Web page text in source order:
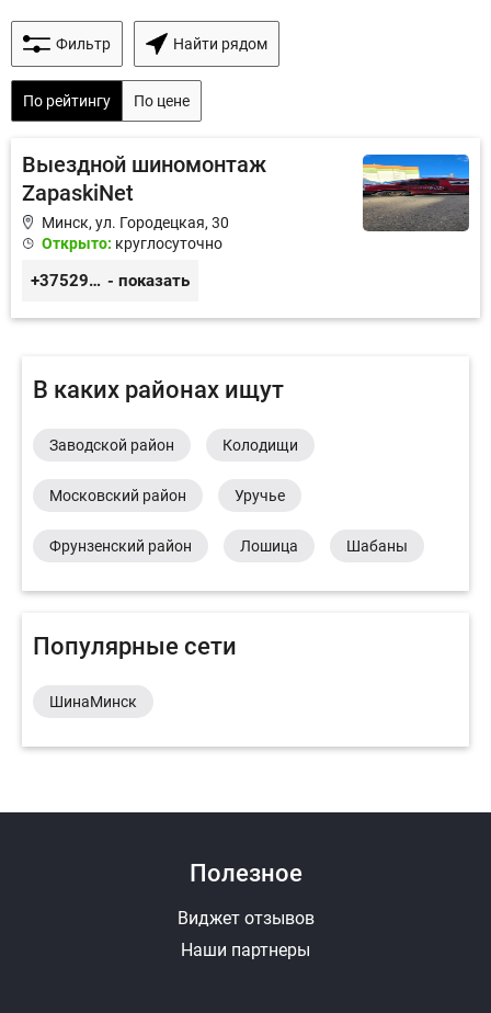
Фильтр Найти рядом
По рейтингу По цене
Выездной шиномонтаж
ZapaskiNet
Минск, ул. Городецкая, 30
Открыто: круглосуточно
+375296989922 - показать
В каких районах ищут
Заводской район Колодищи
Московский район Уручье
Фрунзенский район Лошица Шабаны
Популярные сети
ШинаМинск
Полезное
Виджет отзывов
Наши партнеры